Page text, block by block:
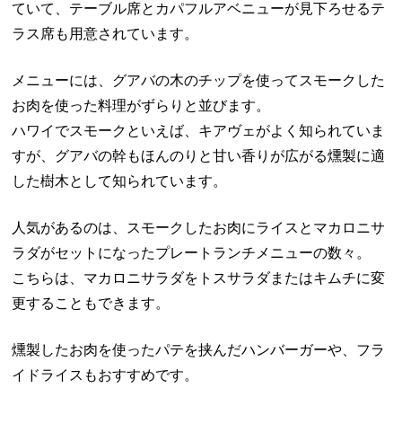
ていて、テーブル席とカパフルアベニューが見下ろせるテ
ラス席も用意されています。
メニューには、グアバの木のチップを使ってスモークした
お肉を使った料理がずらりと並びます。
ハワイでスモークといえば、キアヴェがよく知られていま
すが、グアバの幹もほんのりと甘い香りが広がる燻製に適
した樹木として知られています。
人気があるのは、スモークしたお肉にライスとマカロニサ
ラダがセットになったプレートランチメニューの数々。
こちらは、マカロニサラダをトスサラダまたはキムチに変
更することもできます。
燻製したお肉を使ったパテを挟んだハンバーガーや、フラ
イドライスもおすすめです。